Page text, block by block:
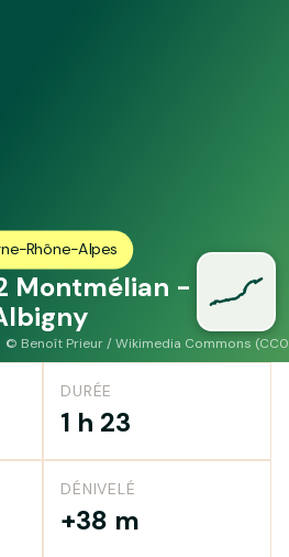
Rhône-Alpes
Montmélian -
© Benoît Prieur / Wikimedia Commons
DURÉE
1 h 23
DÉNIVELÉ
+38 m